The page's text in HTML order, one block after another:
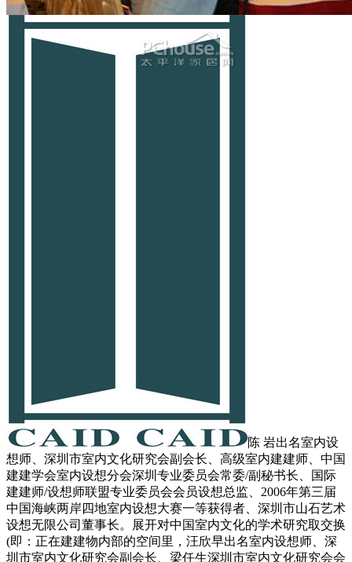
陈 岩出名室内设
想师、深圳市室内文化研究会副会长、高级室内建建师、中国
建建学会室内设想分会深圳专业委员会常委/副秘书长、国际
建建师/设想师联盟专业委员会会员设想总监、2006年第三届
中国海峡两岸四地室内设想大赛一等获得者、深圳市山石艺术
设想无限公司董事长。展开对中国室内文化的学术研究取交换
(即：正在建建物内部的空间里，汪欣早出名室内设想师、深
圳市室内文化研究会副会长、梁任生深圳市室内文化研究会会